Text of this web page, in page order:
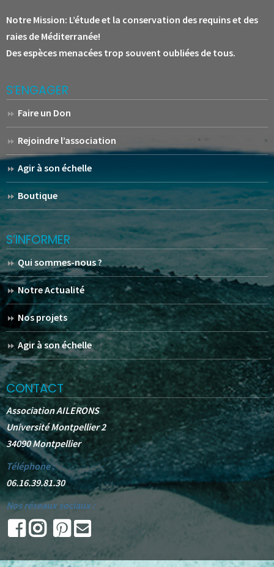
Notre Mission: L’étude et la conservation des requins et des
raies de Méditerranée!
Des espèces menacées trop souvent oubliées de tous.
S’ENGAGER
Faire un Don
Rejoindre l’association
Agir à son échelle
Boutique
S’INFORMER
Qui sommes-nous ?
Notre Actualité
Nos projets
Agir à son échelle
CONTACT
Association AILERONS
Université Montpellier 2
34090 Montpellier
Téléphone :
06.16.39.81.30
Nos réseaux sociaux :